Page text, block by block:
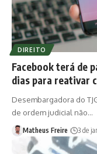
DIREITO
Facebook terá de
dias para reativar
Desembargadora do
de ordem judicial não…
Matheus Freire 3 de